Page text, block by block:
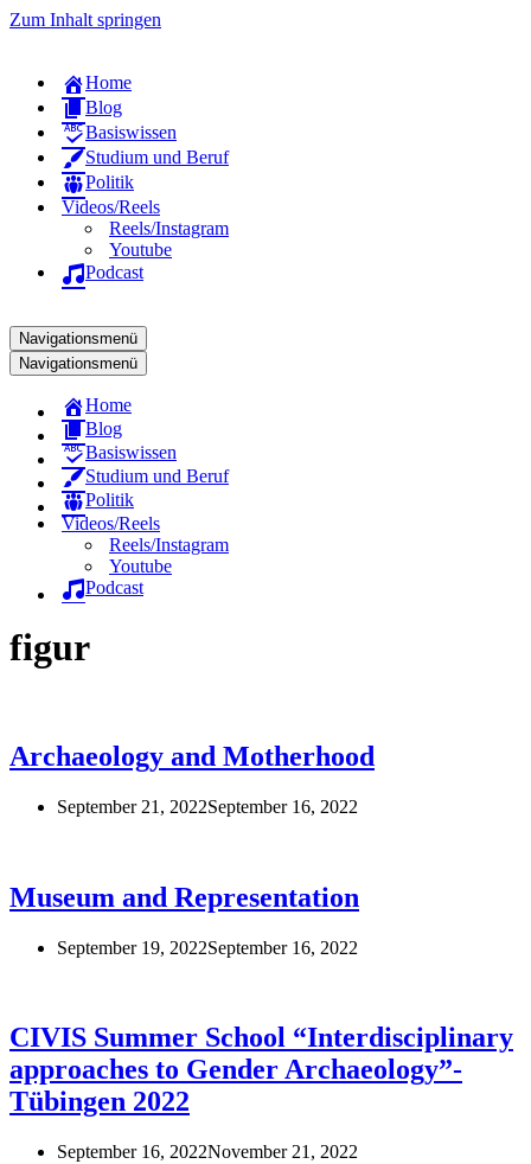
Zum Inhalt springen
Home
Blog
Basiswissen
Studium und Beruf
Politik
Videos/Reels
Reels/Instagram
Youtube
Podcast
Navigationsmenü
Navigationsmenü
Home
Blog
Basiswissen
Studium und Beruf
Politik
Videos/Reels
Reels/Instagram
Youtube
Podcast
figur
Archaeology and Motherhood
September 21, 2022September 16, 2022
Museum and Representation
September 19, 2022September 16, 2022
CIVIS Summer School “Interdisciplinary
approaches to Gender Archaeology”-
Tübingen 2022
September 16, 2022November 21, 2022